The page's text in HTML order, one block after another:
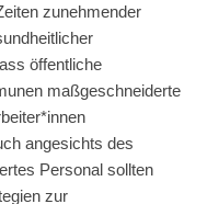
zunehmender
öffentliche
maßgeschneiderte
angesichts des
Personal sollten
zur